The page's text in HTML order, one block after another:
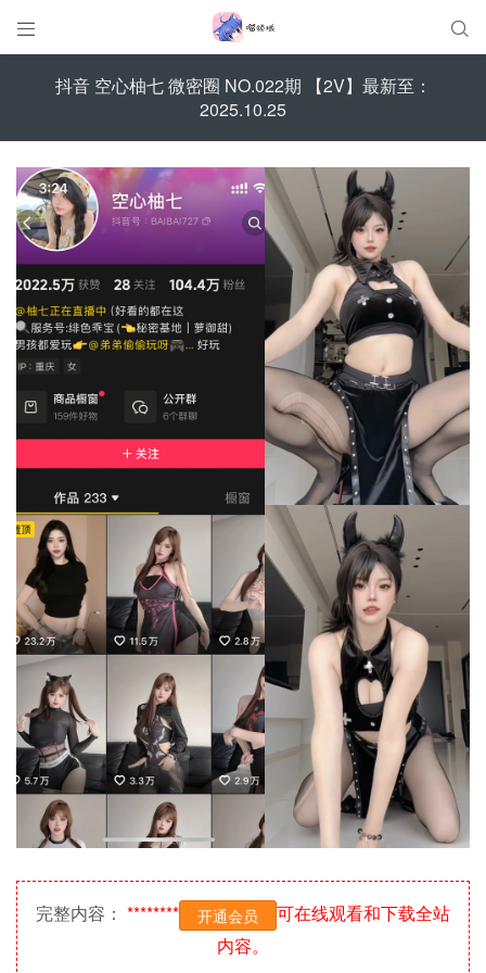
 
抖音 空心柚七 微密圈 NO.022期 【2V】最新至：
2025.10.25
完整内容： ******** 开通会员
可在线观看和下载全站
内容。